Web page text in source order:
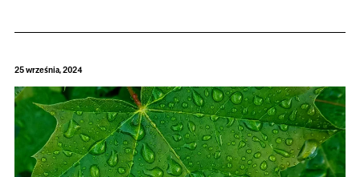
25 września, 2024